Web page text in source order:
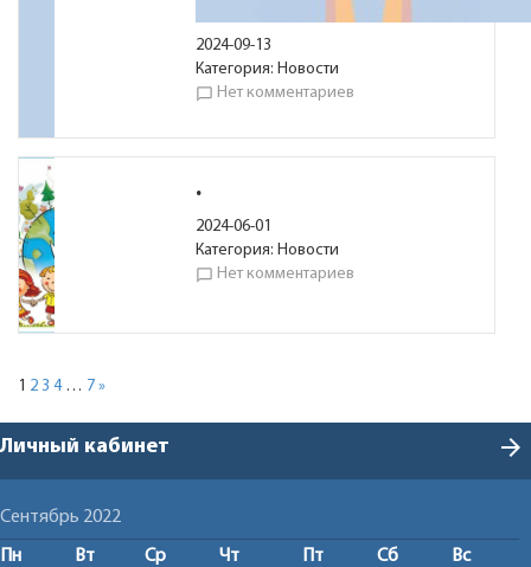
2024-09-13
Категория: Новости
chat_bubble_outline Нет комментариев
.
2024-06-01
Категория: Новости
chat_bubble_outline Нет комментариев
1 2 3 4 … 7 »
Личный кабинет arrow_forward
Сентябрь 2022
Пн Вт Ср Чт Пт Сб
Вс